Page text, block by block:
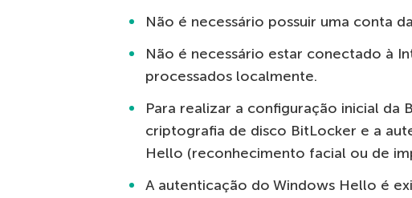
Não é necessário possuir uma conta
Não é necessário estar conectado à
processados localmente.
Para realizar a configuração inicial da
criptografia de disco BitLocker e a
Hello (reconhecimento facial ou de
A autenticação do Windows Hello é